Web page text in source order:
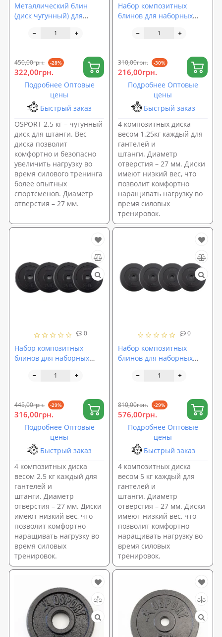
Металлический блин
(диск чугунный) для
гриф 25мм OSPORT 2.5 кг
450,00грн. -28%
322,00грн.
Подробнее Оптовые
цены
Быстрый заказ
OSPORT 2.5 кг – чугунный
диск для штанги. Вес
диска позволит
комфортно и безопасно
увеличить нагрузку во
время силового тренинга
более опытных
спортсменов. Диаметр
отверстия – 27 мм.
Набор композитных
блинов для наборных
гриф 25мм 4шт по 1.25 кг
310,00грн. -30%
216,00грн.
Подробнее Оптовые
цены
Быстрый заказ
4 композитных диска
весом 1.25кг каждый для
гантелей и
штанги. Диаметр
отверстия – 27 мм. Диски
имеют низкий вес, что
позволит комфортно
наращивать нагрузку во
время силовых
тренировок.
0
Набор композитных
блинов для наборных
гриф 25мм 4шт по 2.5 кг
445,00грн. -29%
316,00грн.
Подробнее Оптовые
цены
Быстрый заказ
4 композитных диска
весом 2.5 кг каждый для
гантелей и
штанги. Диаметр
отверстия – 27 мм. Диски
имеют низкий вес, что
позволит комфортно
наращивать нагрузку во
время силовых
тренировок.
0
Набор композитных
блинов для наборных
гриф 25мм 4шт по 5 кг
810,00грн. -29%
576,00грн.
Подробнее Оптовые
цены
Быстрый заказ
4 композитных диска
весом 5 кг каждый для
гантелей и
штанги. Диаметр
отверстия – 27 мм. Диски
имеют низкий вес, что
позволит комфортно
наращивать нагрузку во
время силовых
тренировок.